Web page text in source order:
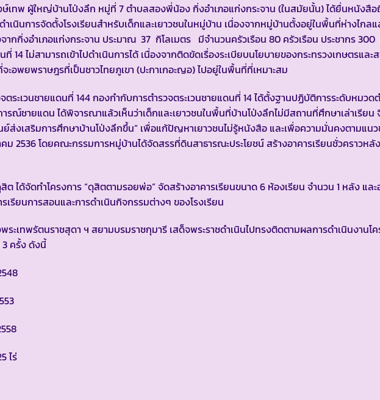
เทพ ผู้ใหญ่บ้านโป่งลึก หมู่ที่ 7 ตำบลสองพี่น้อง กิ่งอำเภอแก่งกระจาน (ในสมัยนั้น) ได้ยื่นหนังสื
ำเนินการจัดตั้งโรงเรียนสำหรับเด็กและเยาวชนในหมู่บ้าน เนื่องจากหมู่บ้านตั้งอยู่ในพื้นที่ห่างไกล
ากกิ่งอำเภอแก่งกระจาน ประมาณ 37 กิโลเมตร มีจำนวนครัวเรือน 80 ครัวเรือน ประชากร 300
14 ไม่สามารถเข้าไปดำเนินการได้ เนื่องจากติดขัดเรื่องระเบียบนโยบายของกระทรวงเกษตรแล
อพยพราษฎรที่เป็นชาวไทยภูเขา (ปะกาเกอะญอ) ไปอยู่ในพื้นที่ที่เหมาะสม
ระเวนชายแดนที่ 144 กองกำกับการตำรวจตระเวนชายแดนที่ 14 ได้ตั้งฐานปฏิบัติการระดับหมวดต
ณ์ชายแดน ได้พิจารณาแล้วเห็นว่าเด็กและเยาวชนในพื้นที่บ้านโป่งลึกไม่มีสถานที่ศึกษาเล่าเรียน
ส่งเสริมการศึกษาบ้านโป่งลึกขึ้น” เพื่อแก้ปัญหาเยาวชนไม่รู้หนังสือ และเพื่อความมั่นคงตามแน
ม 2536 โดยคณะกรรมการหมู่บ้านได้จัดสรรที่ดินสาธารณะประโยชน์ สร้างอาคารเรียนชั่วคราวห
ต ได้จัดทำโครงการ “ดุสิตตามรอยพ่อ” จัดสร้างอาคารเรียนขนาด 6 ห้องเรียน จำนวน 1 หลัง แล
เรียนการสอนและการดำเนินกิจกรรมต่างๆ ของโรงเรียน
ระเทพรัตนราชสุดา ฯ สยามบรมราชกุมารี เสด็จพระราชดำเนินไปทรงติดตามผลการดำเนินงานโ
3 ครั้ง ดังนี้
ไร่